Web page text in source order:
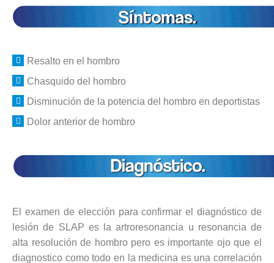
Resalto en el hombro
Chasquido del hombro
Disminución de la potencia del hombro en deportistas
Dolor anterior de hombro
El examen de elección para confirmar el diagnóstico de
lesión de SLAP es la artroresonancia u resonancia de
alta resolución de hombro pero es importante ojo que el
diagnostico como todo en la medicina es una correlación